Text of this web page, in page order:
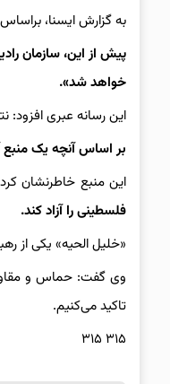
به گزارش ایسنا،
پیش از این، سازمان
خواهد شد».
این رسانه عبری افزود:
بر اساس آنچه یک منبع
این منبع خاطرنشان
فلسطینی را آزاد کند.
«خلیل الحیه» یکی از رهبران حماس نیز
وی گفت: حماس و
تاکید می‌کنیم.
۳۱۵ ۳۱۵